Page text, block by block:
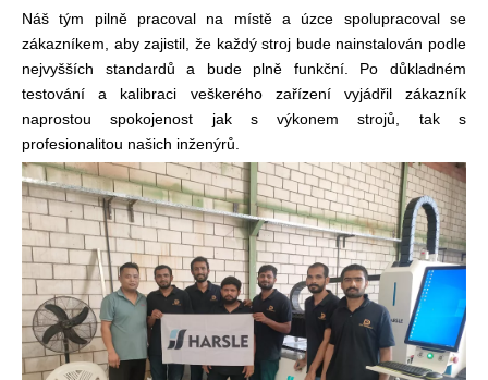
Náš tým pilně pracoval na místě a úzce spolupracoval se
zákazníkem, aby zajistil, že každý stroj bude nainstalován podle
nejvyšších standardů a bude plně funkční. Po důkladném
testování a kalibraci veškerého zařízení vyjádřil zákazník
naprostou spokojenost jak s výkonem strojů, tak s
profesionalitou našich inženýrů.